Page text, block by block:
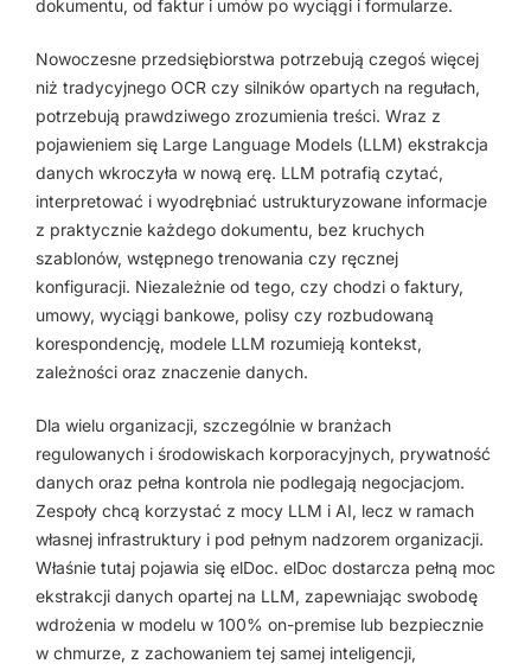
dokumentu, od faktur i umów po wyciągi i formularze.
Nowoczesne przedsiębiorstwa potrzebują czegoś więcej
niż tradycyjnego OCR czy silników opartych na regułach,
potrzebują prawdziwego zrozumienia treści. Wraz z
pojawieniem się Large Language Models (LLM) ekstrakcja
danych wkroczyła w nową erę. LLM potrafią czytać,
interpretować i wyodrębniać ustrukturyzowane informacje
z praktycznie każdego dokumentu, bez kruchych
szablonów, wstępnego trenowania czy ręcznej
konfiguracji. Niezależnie od tego, czy chodzi o faktury,
umowy, wyciągi bankowe, polisy czy rozbudowaną
korespondencję, modele LLM rozumieją kontekst,
zależności oraz znaczenie danych.
Dla wielu organizacji, szczególnie w branżach
regulowanych i środowiskach korporacyjnych, prywatność
danych oraz pełna kontrola nie podlegają negocjacjom.
Zespoły chcą korzystać z mocy LLM i AI, lecz w ramach
własnej infrastruktury i pod pełnym nadzorem organizacji.
Właśnie tutaj pojawia się elDoc. elDoc dostarcza pełną moc
ekstrakcji danych opartej na LLM, zapewniając swobodę
wdrożenia w modelu w 100% on-premise lub bezpiecznie
w chmurze, z zachowaniem tej samej inteligencji,